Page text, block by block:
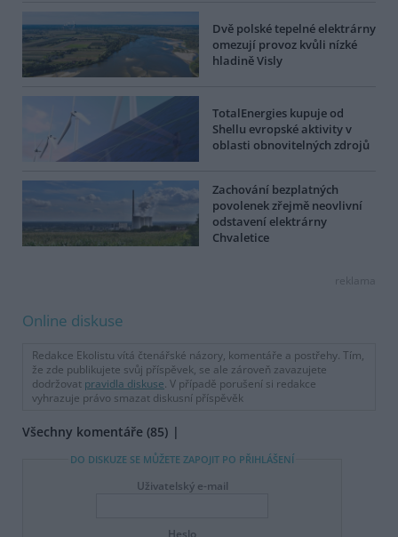
Dvě polské tepelné elektrárny
omezují provoz kvůli nízké
hladině Visly
TotalEnergies kupuje od
Shellu evropské aktivity v
oblasti obnovitelných zdrojů
Zachování bezplatných
povolenek zřejmě neovlivní
odstavení elektrárny
Chvaletice
reklama
Online diskuse
Redakce Ekolistu vítá čtenářské názory, komentáře a postřehy. Tím,
že zde publikujete svůj příspěvek, se ale zároveň zavazujete
dodržovat pravidla diskuse. V případě porušení si redakce
vyhrazuje právo smazat diskusní příspěvěk
Všechny komentáře (85)
DO DISKUZE SE MŮŽETE ZAPOJIT PO PŘIHLÁŠENÍ
Uživatelský e-mail
Heslo